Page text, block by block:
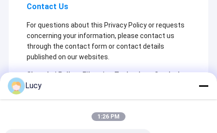
Contact Us
For questions about this Privacy Policy or requests
concerning your information, please contact us
through the contact form or contact details
published on our websites.
Shanghai Pullner Filtration Technology Co., Ltd.
Shanghai 201611, China
Lucy
1:26 PM